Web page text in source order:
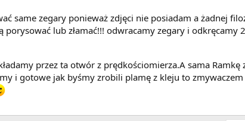
same zegary ponieważ zdjęci nie posiadam a żadnej
porysować lub złamać!!! odwracamy zegary i
przez ta otwór z prędkościomierza.A sama
i gotowe jak byśmy zrobili plamę z kleju to